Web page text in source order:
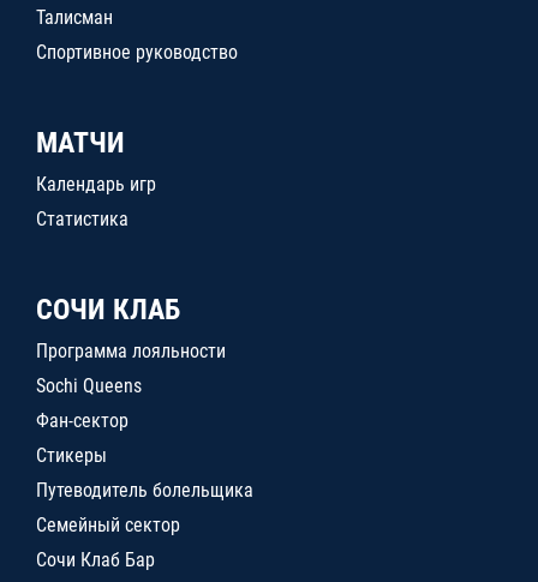
Талисман
Спортивное руководство
МАТЧИ
Календарь игр
Статистика
СОЧИ КЛАБ
Программа лояльности
Sochi Queens
Фан-сектор
Стикеры
Путеводитель болельщика
Семейный сектор
Сочи Клаб Бар